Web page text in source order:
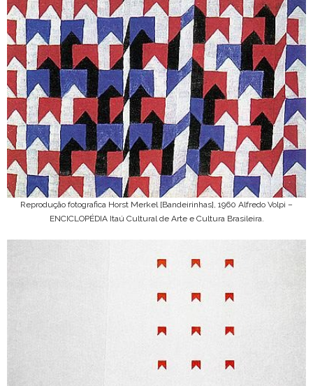
Reprodução fotografica Horst Merkel [Bandeirinhas], 1960 Alfredo Volpi –
ENCICLOPÉDIA Itaú Cultural de Arte e Cultura Brasileira.